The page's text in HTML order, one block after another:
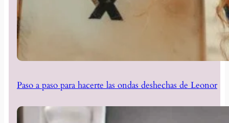
Paso a paso para hacerte las ondas deshechas de Leonor